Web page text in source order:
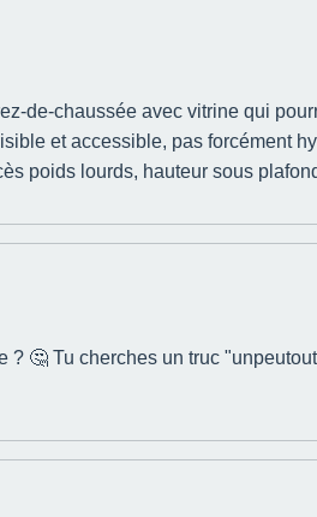
de-chaussée avec vitrine qui
et accessible, pas forcément
poids lourds, hauteur sous
🤔 Tu cherches un truc